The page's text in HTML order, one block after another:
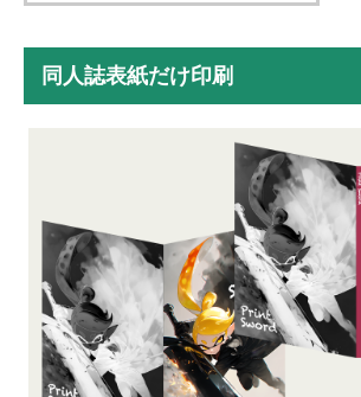
同人誌表紙だけ印刷